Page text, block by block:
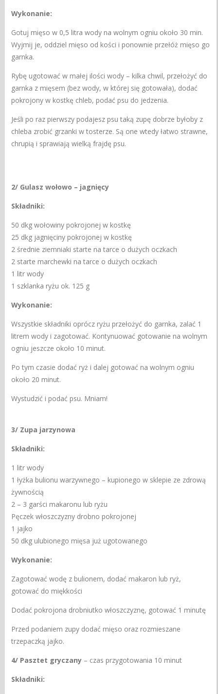
Wykonanie:
Gotuj mięso w 0,5 litra wody na wolnym ogniu około 30 min.
Wyjmij je, oddziel mięso od kości i ponownie przełóż mięso go
garnka.
Rybę ugotować w małej ilości wody – kilka chwil, przełożyć do
garnka z mięsem (bez wody, w której się gotowała), dodać
pokrojony w kostkę chleb, podać psu do jedzenia.
Jeśli po raz pierwszy podajesz psu taką zupę dobrze byłoby z
chleba zrobić grzanki w tosterze. Są one wtedy łatwo strawne,
chrupią i sprawiają wielką frajdę psu.
2/ Gulasz wołowo – jagnięcy
Składniki:
50 dkg wołowiny pokrojonej w kostkę
25 dkg jagnięciny pokrojonej w kostkę
2 średnie ziemniaki starte na tarce o dużych oczkach
2 starte marchewki na tarce o dużych oczkach
1 litr wody
1 szklanka ryżu ok. 125 g
Wykonanie:
Wszystkie składniki oprócz ryżu przełożyć do garnka, zalać 1
litrem wody i zagotować. Kontynuować gotowanie na wolnym
ogniu jeszcze około 10 minut.
Po tym czasie dodać ryż i dalej gotować na wolnym ogniu
około 20 minut.
Wystudzić i podać psu. Mniam!
3/ Zupa jarzynowa
Składniki:
1 litr wody
1 łyżka bulionu warzywnego – kupionego w sklepie ze zdrową
żywnością
2 – 3 garści makaronu lub ryżu
Pęczek włoszczyzny drobno pokrojonej
1 jajko
50 dkg ulubionego mięsa już ugotowanego
Wykonanie:
Zagotować wodę z bulionem, dodać makaron lub ryż,
gotować do miękkości
Dodać pokrojona drobniutko włoszczyznę, gotować 1 minutę
Przed podaniem zupy dodać mięso oraz rozmieszane
trzepaczką jajko.
4/ Pasztet gryczany – czas przygotowania 10 minut
Składniki: